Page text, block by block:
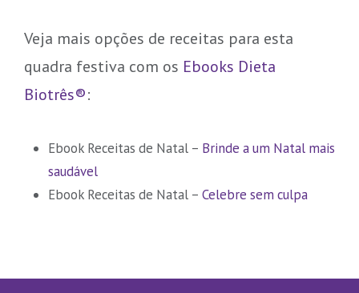
Veja mais opções de receitas para esta
quadra festiva com os Ebooks Dieta
Biotrês®:
Ebook Receitas de Natal – Brinde a um Natal mais
saudável
Ebook Receitas de Natal – Celebre sem culpa